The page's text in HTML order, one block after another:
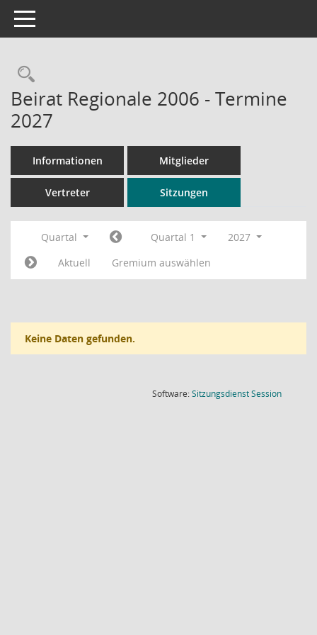
Toggle navigation
Rechercheauswahl
Beirat Regionale 2006 - Termine
2027
Informationen Mitglieder
Vertreter Sitzungen
Quartal Quartal 1
2027
Aktuell
Gremium auswählen
Keine Daten gefunden.
Software:SitzungsdienstSession(Wird in